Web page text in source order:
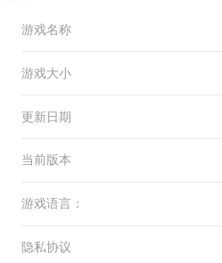
游戏名称
游戏大小
更新日期
当前版本
游戏语言：
隐私协议